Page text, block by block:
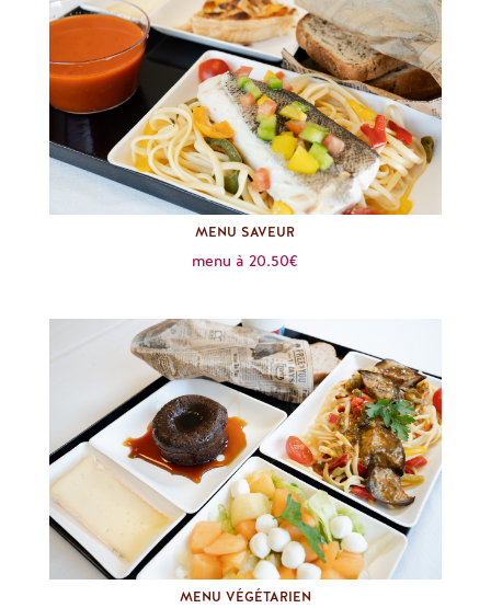
MENU SAVEUR
menu à 20.50€
MENU VÉGÉTARIEN